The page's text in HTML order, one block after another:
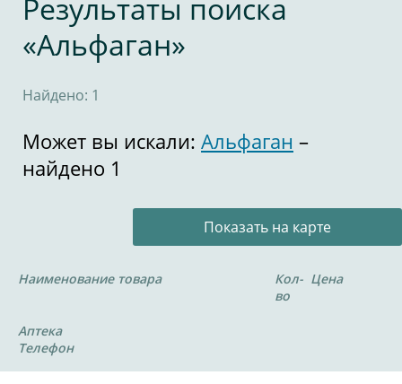
Результаты поиска
«Альфаган»
Найдено: 1
Может вы искали: Альфаган –
найдено 1
Показать на карте
Наименование товара
Кол-
во
Цена
Аптека
Телефон